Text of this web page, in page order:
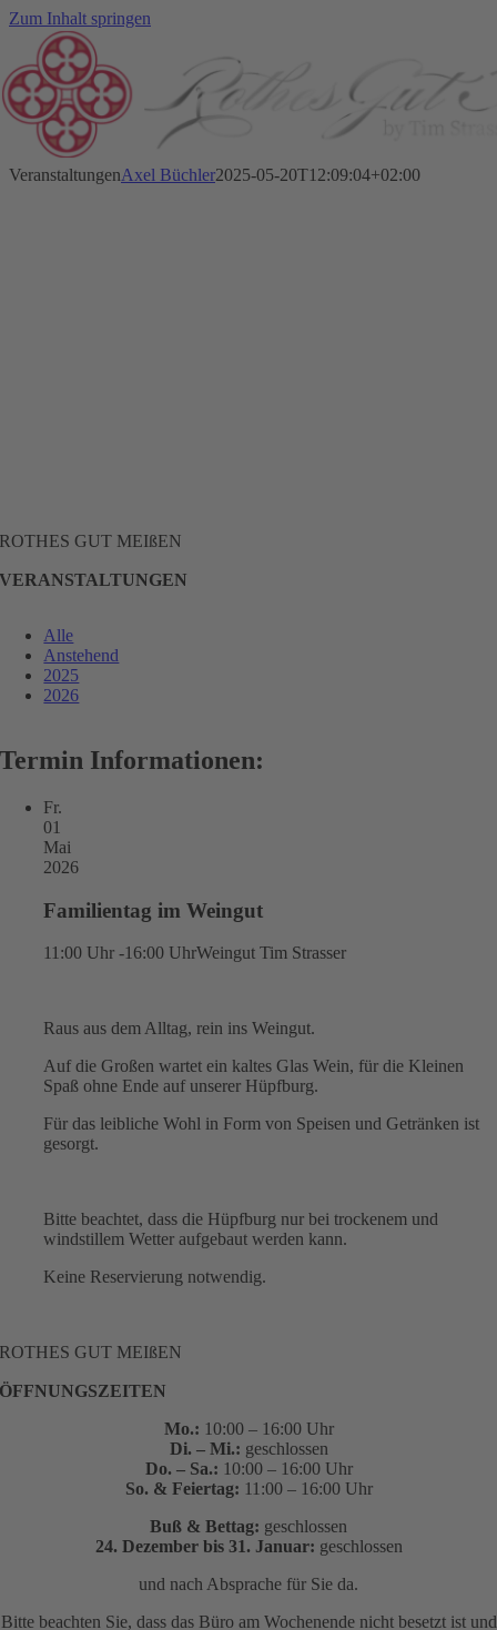
Zum Inhalt springen
VeranstaltungenAxel Büchler2025-05-20T12:09:04+02:00
ROTHES GUT MEIßEN
VERANSTALTUNGEN
Alle
Anstehend
2025
2026
Termin Informationen:
Fr.
01
Mai
2026
Familientag im Weingut
11:00 Uhr -16:00 UhrWeingut Tim Strasser
Raus aus dem Alltag, rein ins Weingut.
Auf die Großen wartet ein kaltes Glas Wein, für die Kleinen
Spaß ohne Ende auf unserer Hüpfburg.
Für das leibliche Wohl in Form von Speisen und Getränken ist
gesorgt.
Bitte beachtet, dass die Hüpfburg nur bei trockenem und
windstillem Wetter aufgebaut werden kann.
Keine Reservierung notwendig.
ROTHES GUT MEIßEN
ÖFFNUNGSZEITEN
Mo.: 10:00 – 16:00 Uhr
Di. – Mi.: geschlossen
Do. – Sa.: 10:00 – 16:00 Uhr
So. & Feiertag: 11:00 – 16:00 Uhr
Buß & Bettag: geschlossen
24. Dezember bis 31. Januar: geschlossen
und nach Absprache für Sie da.
Bitte beachten Sie, dass das Büro am Wochenende nicht besetzt ist und